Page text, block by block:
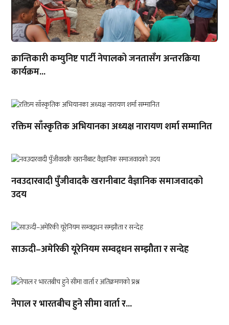
क्रान्तिकारी कम्युनिष्ट पार्टी नेपालको जनतासँग अन्तरक्रिया
कार्यक्रम...
रक्तिम साँस्कृतिक अभियानका अध्यक्ष नारायण शर्मा सम्मानित
नवउदारवादी पुँजीवादकै खरानीबाट वैज्ञानिक समाजवादको
उदय
साऊदी–अमेरिकी यूरेनियम सम्वद्र्धन सम्झौता र सन्देह
नेपाल र भारतबीच हुने सीमा वार्ता र...